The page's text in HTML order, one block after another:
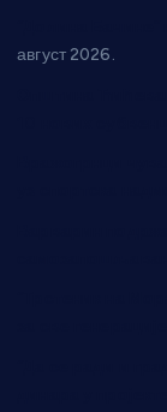
август 2026.